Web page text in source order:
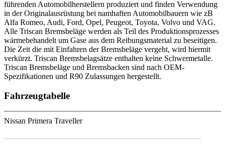
führenden Automobilherstellern produziert und finden Verwendung
in der Originalausrüstung bei namhaften Automobilbauern wie zB
Alfa Romeo, Audi, Ford, Opel, Peugeot, Toyota, Volvo und VAG.
Alle Triscan Bremsbeläge werden als Teil des Produktionsprozesses
wärmebehandelt um Gase aus dem Reibungsmaterial zu beseitigen.
Die Zeit die mit Einfahren der Bremsbeläge vergeht, wird hiermit
verkürzt. Triscan Bremsbelagsätze enthalten keine Schwermetalle.
Triscan Bremsbeläge und Bremsbacken sind nach OEM-
Spezifikationen und R90 Zulassungen hergestellt.
Fahrzeugtabelle
Nissan Primera Traveller